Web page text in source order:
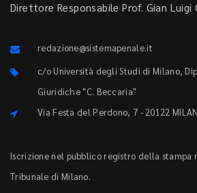
Direttore Responsabile Prof. Gian Luigi
redazione@sistemapenale.it
c/o Università degli Studi di Milano,
Giuridiche "C. Beccaria"
Via Festa del Perdono, 7 - 20122
Iscrizione nel pubblico registro della stampa
Tribunale di Milano.